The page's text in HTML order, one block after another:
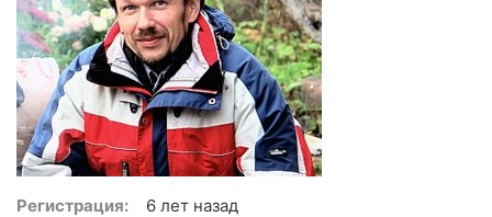
Регистрация:
6 лет назад